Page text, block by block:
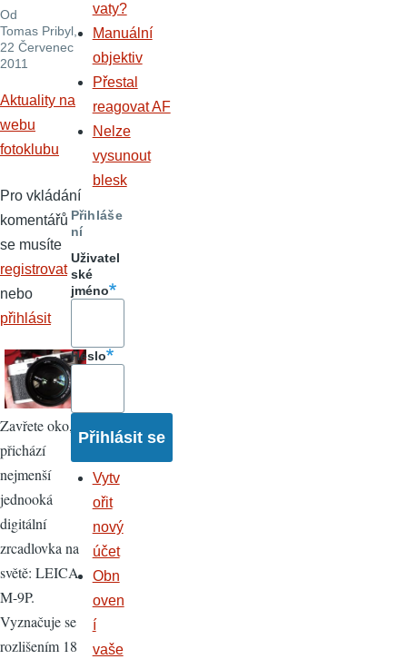
Od
Tomas Pribyl
22 Červenec
2011
Aktuality na
webu
fotoklubu
Pro vkládání
komentářů
se musíte
registrovat
nebo
přihlásit
Zavřete oko,
přichází
nejmenší
jednooká
digitální
zrcadlovka na
světě: LEICA
M-9P.
Vyznačuje se
rozlišením 18
vaty?
Manuální
objektiv
Přestal
reagovat AF
Nelze
vysunout
blesk
Přihláše
ní
Uživatel
ské
jméno
Heslo
Vytv
ořit
nový
účet
Obn
oven
í
vaše